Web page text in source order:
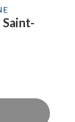
Saint-